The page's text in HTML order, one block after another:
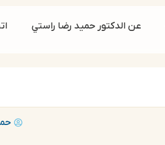
عن الدكتور حميد رضا راستي